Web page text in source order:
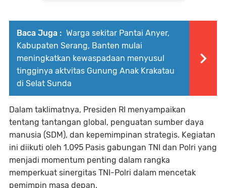
Baca Juga : Warga sekitar Pantai Anyer,
Kabupaten Serang, Banten mulai
meningkatkan kewaspadaan menyusul
tingginya aktvitas Gunung Anak Krakatau
di Selat Sunda
Dalam taklimatnya, Presiden RI menyampaikan
tentang tantangan global, penguatan sumber daya
manusia (SDM), dan kepemimpinan strategis. Kegiatan
ini diikuti oleh 1.095 Pasis gabungan TNI dan Polri yang
menjadi momentum penting dalam rangka
memperkuat sinergitas TNI-Polri dalam mencetak
pemimpin masa depan.